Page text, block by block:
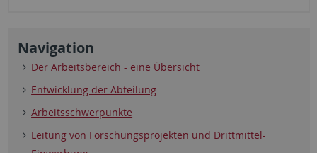
Navigation
Der Arbeitsbereich - eine Übersicht
Entwicklung der Abteilung
Arbeitsschwerpunkte
Leitung von Forschungsprojekten und Drittmittel-